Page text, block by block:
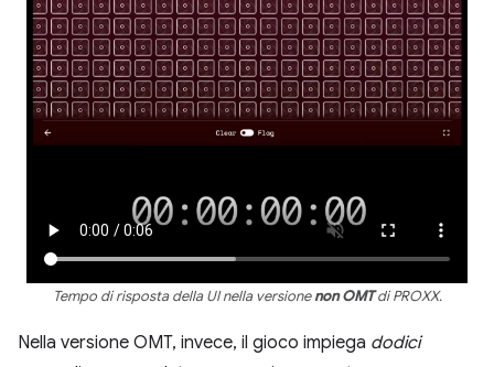
Tempo di risposta della UI nella versionenon OMTdi PROXX.
Nella versione OMT, invece, il gioco impiega dodici